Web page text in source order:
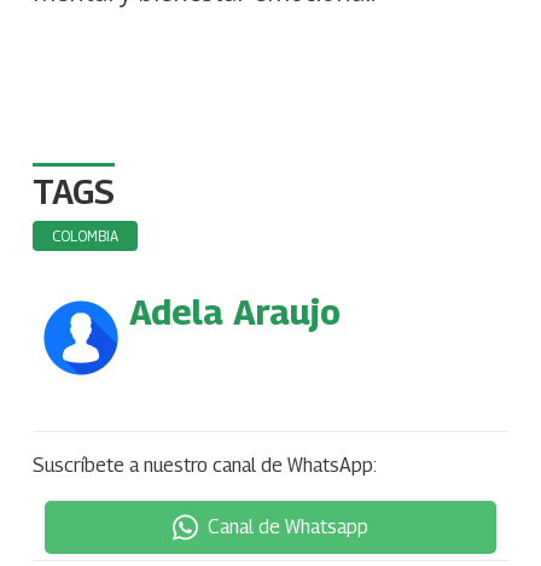
TAGS
COLOMBIA
Adela Araujo
Suscríbete a nuestro canal de WhatsApp:
Canal de Whatsapp